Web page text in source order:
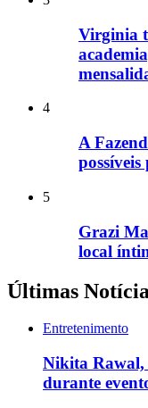
Virginia
4
A
5
Grazi
local
Últimas
Entretenimento
Nikita Rawal,
durante